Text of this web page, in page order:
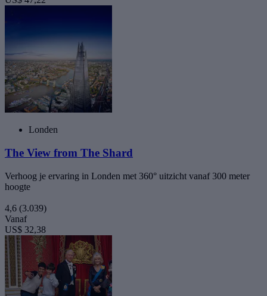
Londen
The View from The Shard
Verhoog je ervaring in Londen met 360° uitzicht vanaf 300 meter
hoogte
4,6 (3.039)
Vanaf
US$ 32,38